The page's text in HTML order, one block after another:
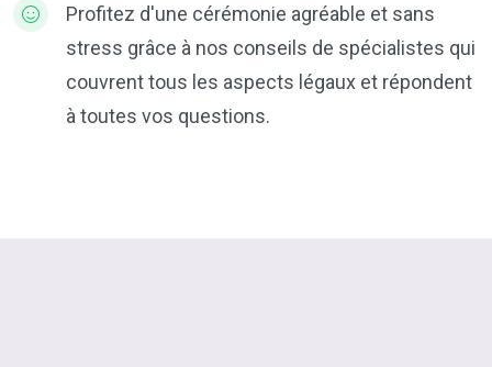
Profitez d'une cérémonie agréable et sans
stress grâce à nos conseils de spécialistes qui
couvrent tous les aspects légaux et répondent
à toutes vos questions.